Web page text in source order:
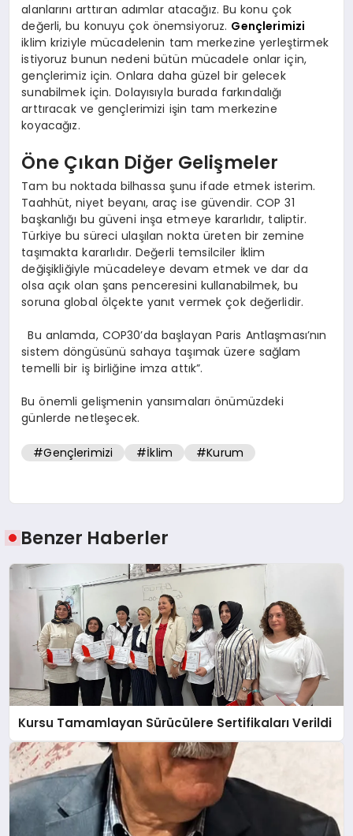
alanlarını arttıran adımlar atacağız. Bu konu çok
değerli, bu konuyu çok önemsiyoruz. Gençlerimizi
iklim kriziyle mücadelenin tam merkezine yerleştirmek
istiyoruz bunun nedeni bütün mücadele onlar için,
gençlerimiz için. Onlara daha güzel bir gelecek
sunabilmek için. Dolayısıyla burada farkındalığı
arttıracak ve gençlerimizi işin tam merkezine
koyacağız.
Öne Çıkan Diğer Gelişmeler
Tam bu noktada bilhassa şunu ifade etmek isterim.
Taahhüt, niyet beyanı, araç ise güvendir. COP 31
başkanlığı bu güveni inşa etmeye kararlıdır, taliptir.
Türkiye bu süreci ulaşılan nokta üreten bir zemine
taşımakta kararlıdır. Değerli temsilciler İklim
değişikliğiyle mücadeleye devam etmek ve dar da
olsa açık olan şans penceresini kullanabilmek, bu
soruna global ölçekte yanıt vermek çok değerlidir.
Bu anlamda, COP30’da başlayan Paris Antlaşması’nın
sistem döngüsünü sahaya taşımak üzere sağlam
temelli bir iş birliğine imza attık”.
Bu önemli gelişmenin yansımaları önümüzdeki
günlerde netleşecek.
#Gençlerimizi #İklim #Kurum
Benzer Haberler
Kursu Tamamlayan Sürücülere Sertifikaları Verildi